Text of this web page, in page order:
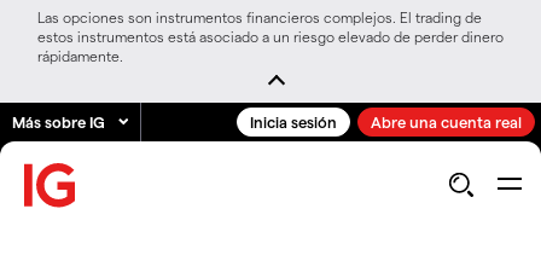
Las opciones son instrumentos financieros complejos. El trading de
estos instrumentos está asociado a un riesgo elevado de perder dinero
rápidamente.
Más sobre IG Inicia sesión Abre una cuenta real